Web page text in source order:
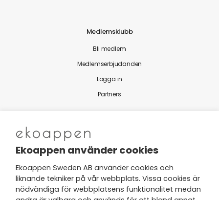
Medlemsklubb
Bli medlem
Medlemserbjudanden
Logga in
Partners
Nytt från Ekoappen
Jag har tagit del av Ekoappens
personuppgifts- och
Ekoappen använder cookies
Ekoappen Sweden AB använder cookies och
liknande tekniker på vår webbplats. Vissa cookies är
nödvändiga för webbplatsens funktionalitet medan